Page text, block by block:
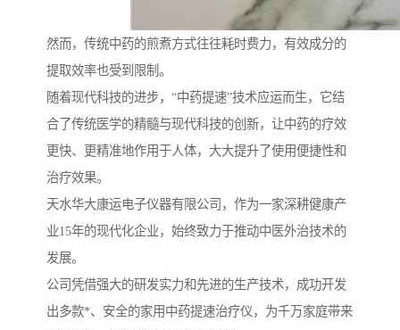
然而，传统中药的煎煮方式往往耗时费力，有效成分的
提取效率也受到限制。
随着现代科技的进步，“中药提速”技术应运而生，它结
合了传统医学的精髓与现代科技的创新，让中药的疗效
更快、更精准地作用于人体，大大提升了使用便捷性和
治疗效果。
天水华大康运电子仪器有限公司，作为一家深耕健康产
业15年的现代化企业，始终致力于推动中医外治技术的
发展。
公司凭借强大的研发实力和先进的生产技术，成功开发
出多款*、安全的家用中药提速治疗仪，为千万家庭带来